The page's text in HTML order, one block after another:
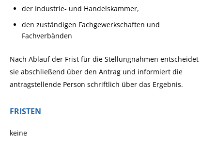
der Industrie- und Handelskammer,
den zuständigen Fachgewerkschaften und
Fachverbänden
Nach Ablauf der Frist für die Stellungnahmen entscheidet
sie abschließend über den Antrag und informiert die
antragstellende Person schriftlich über das Ergebnis.
FRISTEN
keine